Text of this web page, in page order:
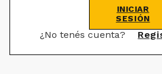
INICIAR
SESIÓN
¿No tenés cuenta?